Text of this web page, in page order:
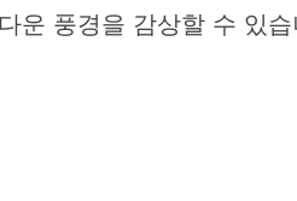
운 풍경을 감상할 수 있